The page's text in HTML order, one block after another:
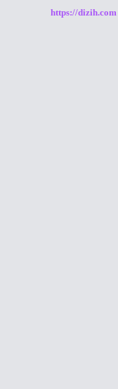
https://dizih.com